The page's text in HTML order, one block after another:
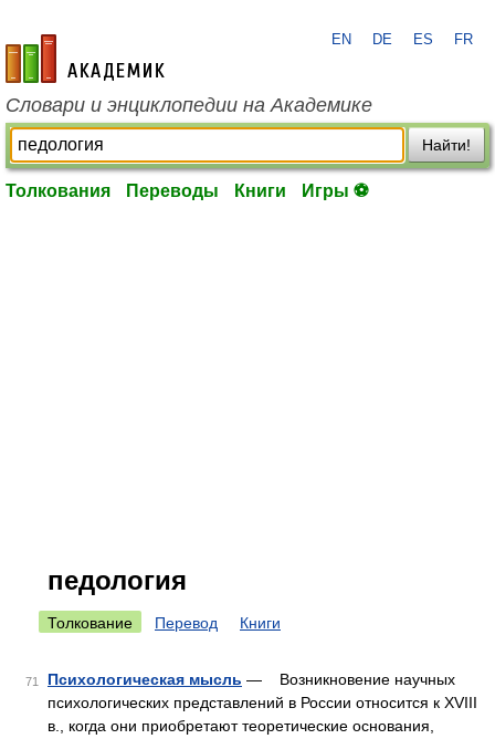
academic.ru
EN DE ES FR
Словари и энциклопедии на Академике
Найти!
Толкования Переводы Книги Игры ⚽
педология
Толкование Перевод Книги
71 Психологическая мысль — Возникновение научных
психологических представлений в России относится к XVIII
в., когда они приобретают теоретические основания,